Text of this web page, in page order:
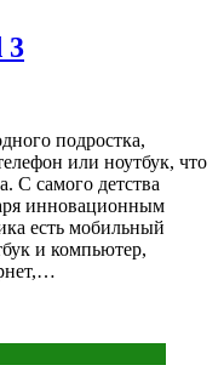
3
подростка,
или ноутбук, что
С самого детства
инновационным
есть мобильный
и компьютер,